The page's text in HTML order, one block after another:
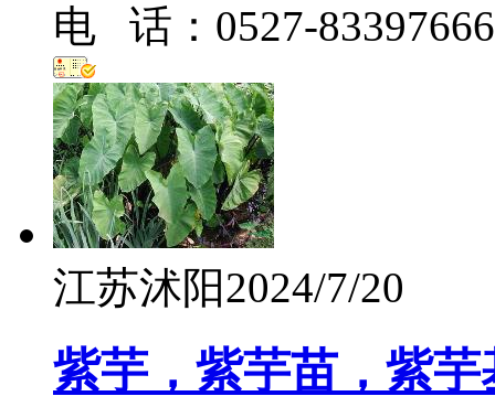
电 话：0527-83397666
江苏沭阳2024/7/20
紫芋，紫芋苗，紫